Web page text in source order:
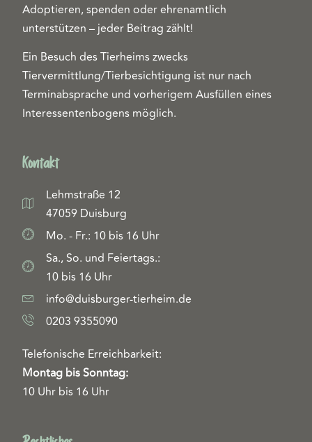
Adoptieren, spenden oder ehrenamtlich
unterstützen – jeder Beitrag zählt!
Ein Besuch des Tierheims zwecks
Tiervermittlung/Tierbesichtigung ist nur nach
Terminabsprache und vorherigem Ausfüllen eines
Interessentenbogens möglich.
Kontakt
Lehmstraße 12
47059 Duisburg
Mo. - Fr.: 10 bis 16 Uhr
Sa., So. und Feiertags.:
10 bis 16 Uhr
info@duisburger-tierheim.de
0203 9355090
Telefonische Erreichbarkeit:
Montag bis Sonntag:
10 Uhr bis 16 Uhr